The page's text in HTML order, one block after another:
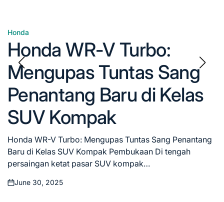
Posted
in
Honda
Honda WR-V Turbo:
Mengupas Tuntas Sang
Penantang Baru di Kelas
SUV Kompak
Honda WR-V Turbo: Mengupas Tuntas Sang Penantang
Baru di Kelas SUV Kompak Pembukaan Di tengah
persaingan ketat pasar SUV kompak…
Posted
June 30, 2025